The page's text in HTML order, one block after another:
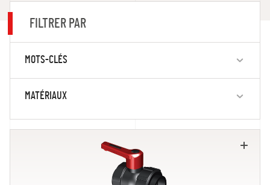
FILTRER PAR
MOTS-CLÉS
MATÉRIAUX